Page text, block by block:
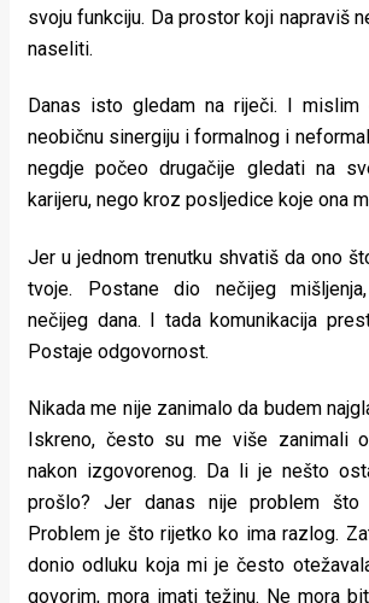
svoju funkciju. Da prostor koji napraviš
naseliti.
Danas isto gledam na riječi. I
neobičnu sinergiju i formalnog i
negdje počeo drugačije gledati na
karijeru, nego kroz posljedice koje ona
Jer u jednom trenutku shvatiš da ono
tvoje. Postane dio nečijeg
nečijeg dana. I tada komunikacija
Postaje odgovornost.
Nikada me nije zanimalo da budem
Iskreno, često su me više zanimali
nakon izgovorenog. Da li je nešto
prošlo? Jer danas nije problem
Problem je što rijetko ko ima razlog.
donio odluku koja mi je često
govorim, mora imati težinu. Ne mora